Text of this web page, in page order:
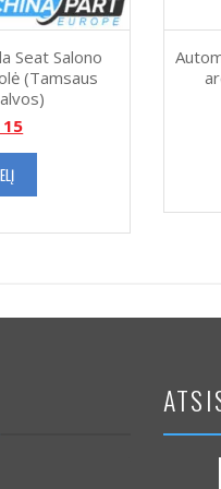
Seat Salono
(Tamsaus
15